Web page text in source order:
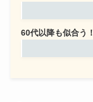
60代以降も似合う！